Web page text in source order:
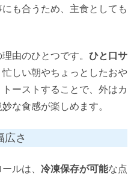
も合うため、主食としても
由のひとつです。 ひと口サ
しい朝やちょっとしたおや
ーストすることで、外はカ
な食感が楽しめます。
広さ
ルは、 冷凍保存が可能な点